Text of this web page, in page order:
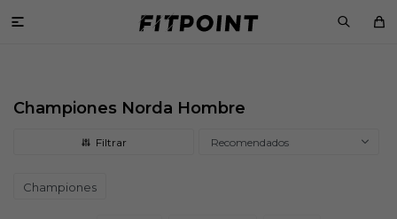

Championes Norda Hombre
Recomendados
Championes